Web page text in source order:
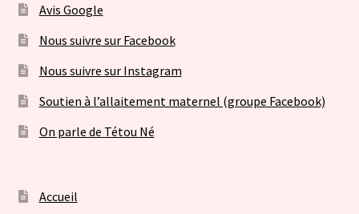
Avis Google
Nous suivre sur Facebook
Nous suivre sur Instagram
Soutien à l’allaitement maternel (groupe Facebook)
On parle de Tétou Né
Accueil